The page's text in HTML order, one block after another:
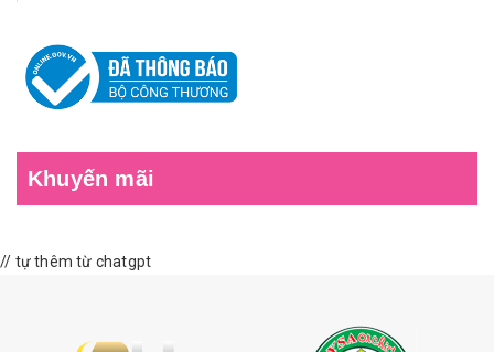
Khuyến mãi
// tự thêm từ chatgpt